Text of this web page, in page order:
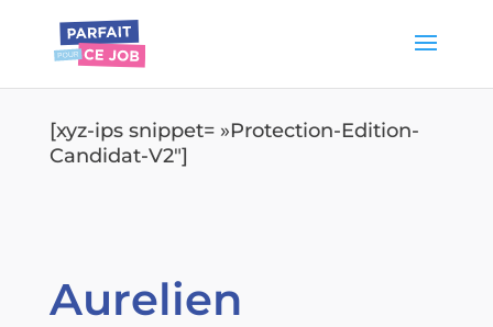
[xyz-ips snippet= »Protection-Edition-
Candidat-V2″]
Aurelien